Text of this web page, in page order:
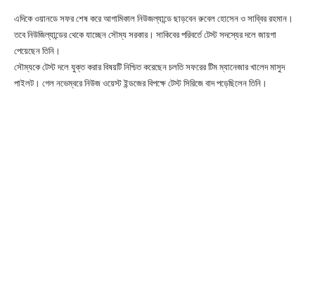
এদিকে ওয়ানডে সফর শেষ করে আগামিকাল নিউজল্যান্ডে ছাড়বেন রুবেল হোসেন ও সাব্বির রহমান।
তবে নিউজিল্যান্ডের থেকে যাচ্ছেন সৌম্য সরকার। সাকিবের পরিবর্তে টেস্ট সদস্যের দলে জায়গা
পেয়েছেন তিনি।
সৌম্যকে টেস্ট দলে যুক্ত করার বিষয়টি নিশ্চিত করেছেন চলতি সফরের টিম ম্যানেজার খালেদ মাসুদ
পাইলট। গেল নভেম্বরে নিউজ ওয়েস্ট ইন্ডজের বিপক্ষে টেস্ট সিরিজে বাদ পড়েছিলেন তিনি।